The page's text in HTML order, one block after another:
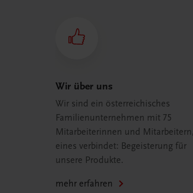
Wir über uns
Wir sind ein österreichisches
Familienunternehmen mit 75
Mitarbeiterinnen und
eines verbindet: Begeisterung für
unsere Produkte.
mehr erfahren